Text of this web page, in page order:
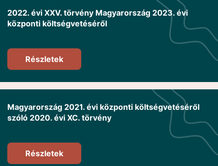
2022. évi XXV. törvény Magyarország 2023. évi
központi költségvetéséről
Részletek
Magyarország 2021. évi központi költségvetéséről
szóló 2020. évi XC. törvény
Részletek